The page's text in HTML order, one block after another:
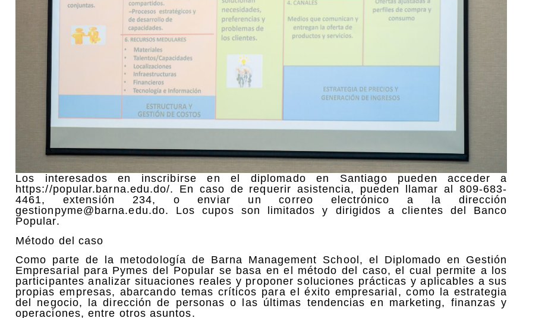
Los interesados en inscribirse en el diplomado en Santiago pueden acceder a
https://popular.barna.edu.do/. En caso de requerir asistencia, pueden llamar al 809-683-
4461, extensión 234, o enviar un correo electrónico a la dirección
gestionpyme@barna.edu.do. Los cupos son limitados y dirigidos a clientes del Banco
Popular.
Método del caso
Como parte de la metodología de Barna Management School, el Diplomado en Gestión
Empresarial para Pymes del Popular se basa en el método del caso, el cual permite a los
participantes analizar situaciones reales y proponer soluciones prácticas y aplicables a sus
propias empresas, abarcando temas críticos para el éxito empresarial, como la estrategia
del negocio, la dirección de personas o las últimas tendencias en marketing, finanzas y
operaciones, entre otros asuntos.